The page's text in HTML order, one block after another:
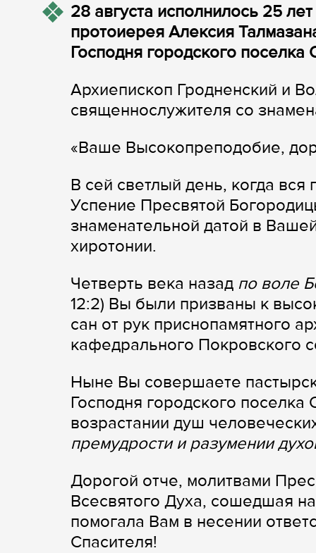
28 августа исполнилось 25
протоиерея Алексия
Господня городского
Архиепископ Гродненский и
священнослужителя со
«Ваше Высокопреподобие,
В сей светлый день, когда
Успение Пресвятой
знаменательной датой в
хиротонии.
Четверть века назад по воле
12:2) Вы были призваны к
сан от рук приснопамятного
кафедрального Покровского
Ныне Вы совершаете
Господня городского
возрастании душ
премудрости и разумении
Дорогой отче, молитвами
Всесвятого Духа, сошедшая
помогала Вам в несении
Спасителя!